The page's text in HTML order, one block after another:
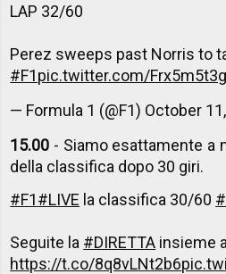
LAP 32/60
Perez sweeps past Norris to
#F1pic.twitter.com/
— Formula 1 (@F1) October
15.00 - Siamo esattamente a
della classifica dopo 30 giri.
#F1#LIVE la classifica 30/60
Seguite la #DIRETTA insieme
https://t.co/8q8vLNt2b6